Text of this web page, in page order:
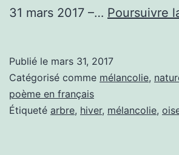
31 mars 2017 –… Poursuivre
Publié le mars 31, 2017
Catégorisé comme mélancolie,
poème en français
Étiqueté arbre, hiver, mélancolie,